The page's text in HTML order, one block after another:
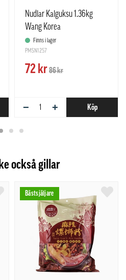
Nudlar Kalguksu 1.36kg
Wang Korea
Finns i lager
PMSN1257
72 kr86 kr
− + Köp
också gillar
Bästsjäljare